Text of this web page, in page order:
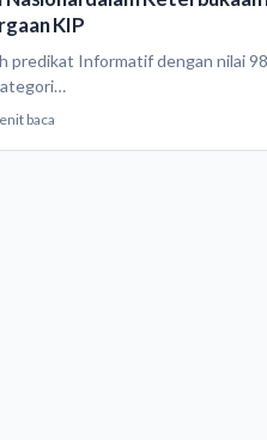
KIP
predikat Informatif dengan nilai
baca